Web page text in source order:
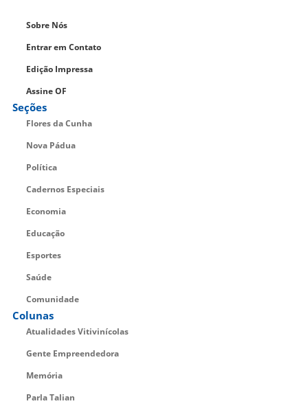
Sobre Nós
Entrar em Contato
Edição Impressa
Assine OF
Seções
Flores da Cunha
Nova Pádua
Política
Cadernos Especiais
Economia
Educação
Esportes
Saúde
Comunidade
Colunas
Atualidades Vitivinícolas
Gente Empreendedora
Memória
Parla Talian